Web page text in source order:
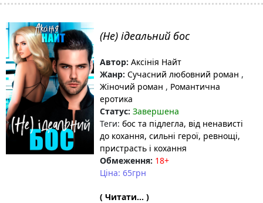
(Не) ідеальний бос
Автор: Аксінія Найт
Жанр: Сучасний любовний роман ,
Жіночий роман , Романтична
еротика
Статус: Завершена
Теги: бос та підлегла, від ненависті
до кохання, сильні герої, ревнощі,
пристрасть і кохання
Обмеження: 18+
Ціна: 65грн
( Читати... )